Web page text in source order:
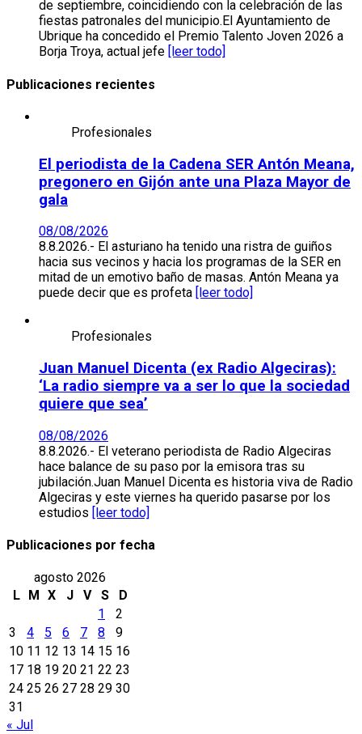
de septiembre, coincidiendo con la celebración de las
fiestas patronales del municipio.El Ayuntamiento de
Ubrique ha concedido el Premio Talento Joven 2026 a
Borja Troya, actual jefe
[leer todo]
Publicaciones recientes
Profesionales
El periodista de la Cadena SER Antón Meana,
pregonero en Gijón ante una Plaza Mayor de
gala
08/08/2026
8.8.2026.- El asturiano ha tenido una ristra de guiños
hacia sus vecinos y hacia los programas de la SER en
mitad de un emotivo baño de masas. Antón Meana ya
puede decir que es profeta
[leer todo]
Profesionales
Juan Manuel Dicenta (ex Radio Algeciras):
‘La radio siempre va a ser lo que la sociedad
quiere que sea’
08/08/2026
8.8.2026.- El veterano periodista de Radio Algeciras
hace balance de su paso por la emisora tras su
jubilación.Juan Manuel Dicenta es historia viva de Radio
Algeciras y este viernes ha querido pasarse por los
estudios [leer todo]
Publicaciones por fecha
agosto 2026
L
M X J V S
D
1
2
3
4 5 6 7 8
9
10 11 12 13 14 15 16
17 18 19 20 21 22 23
24 25 26 27 28 29 30
31
« Jul